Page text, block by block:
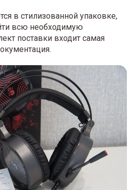
в стилизованной упаковке,
всю необходимую
поставки входит самая